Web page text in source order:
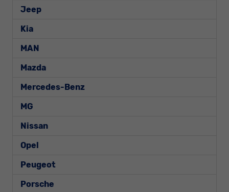
Jeep
Kia
MAN
Mazda
Mercedes-Benz
MG
Nissan
Opel
Peugeot
Porsche